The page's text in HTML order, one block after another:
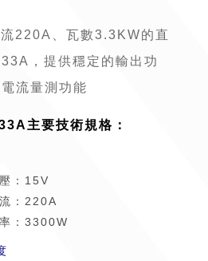
220A、瓦數3.3KW的直
，提供穩定的輸出功
流量測功能
主要技術規格：
：15V
：220A
：3300W